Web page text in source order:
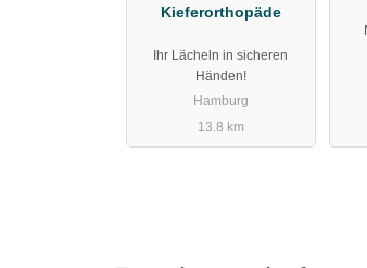
Kieferorthopäde
Ihr Lächeln in sicheren
Händen!
Hamburg
13.8 km